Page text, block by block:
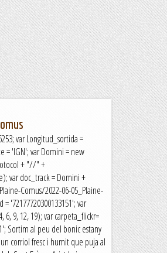
var Longitud_sortida =
= 'IGN'; var Domini = new
+ "//" +
var doc_track = Domini +
Comus/2022-06-05_Plaine-
'72177720300133151'; var
6, 9, 12, 19); var carpeta_flickr=
Sortim al peu del bonic estany
corriol fresc i humit que puja al